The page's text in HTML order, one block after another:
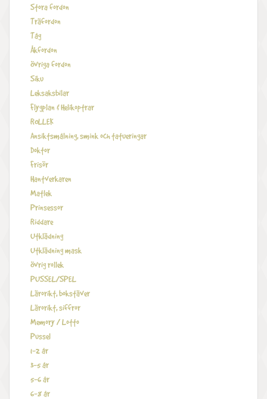
Stora fordon
Träfordon
Tåg
Åkfordon
Övriga fordon
Siku
Leksaksbilar
Flygplan & Helikoptrar
ROLLEK
Ansiktsmålning, smink och tatueringar
Doktor
Frisör
Hantverkaren
Matlek
Prinsessor
Riddare
Utklädning
Utklädning mask
Övrig rollek
PUSSEL/SPEL
Lärorikt, bokstäver
Lärorikt, siffror
Memory / Lotto
Pussel
1-2 år
3-5 år
5-6 år
6-8 år